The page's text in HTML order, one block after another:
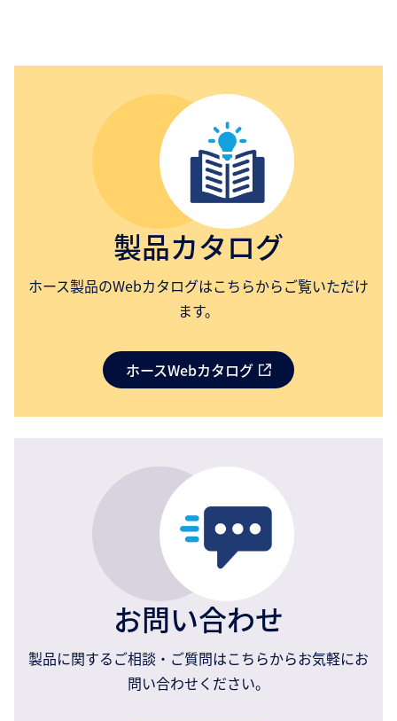
製品カタログ
ホース製品のWebカタログはこちらからご覧いただけ
ます。
ホースWebカタログ
お問い合わせ
製品に関するご相談・ご質問はこちらからお気軽にお
問い合わせください。